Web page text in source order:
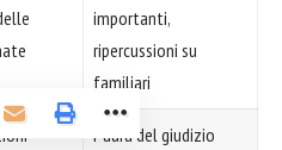
importanti,
ripercussioni su
familiari
Paura del giudizio